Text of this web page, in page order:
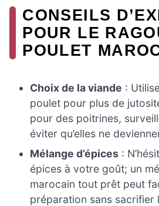
CONSEILS
POUR LE
POULET
Choix de la viande :
poulet pour plus de
pour des poitrines,
éviter qu’elles ne
Mélange d’épices :
épices à votre goût; un
marocain tout prêt peut
préparation sans sacrifier